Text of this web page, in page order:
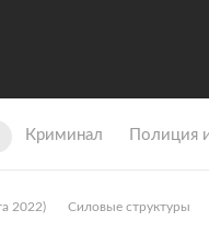
Криминал Полиция
2022) Силовые структуры